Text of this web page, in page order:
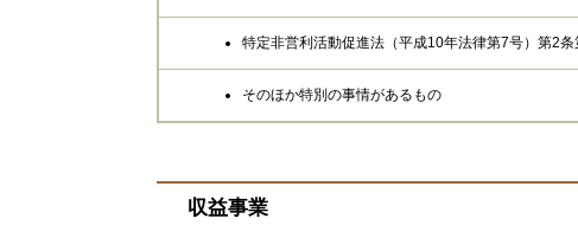
特定非営利活動促進法（平成10年法律第7号）第2条
そのほか特別の事情があるもの
収益事業